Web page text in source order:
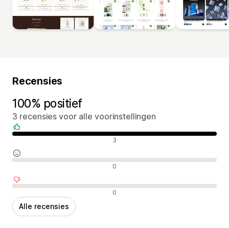
Recensies
100% positief
3 recensies voor alle voorinstellingen
Positieve recensies 3
Neutrale recensies 0
Negatieve recensies 0
Alle recensies